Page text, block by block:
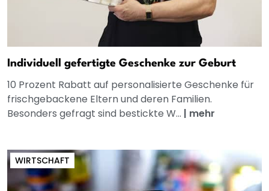
Individuell gefertigte Geschenke zur Geburt
10 Prozent Rabatt auf personalisierte Geschenke für
frischgebackene Eltern und deren Familien.
Besonders gefragt sind bestickte W... | mehr
WIRTSCHAFT